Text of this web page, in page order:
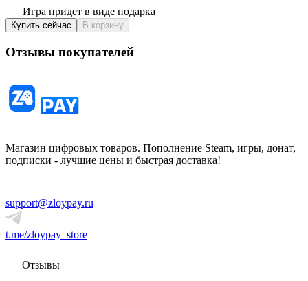
Игра придет в виде подарка
Купить сейчас В корзину
Отзывы покупателей
Магазин цифровых товаров. Пополнение Steam, игры, донат,
подписки - лучшие цены и быстрая доставка!
support@zloypay.ru
t.me/zloypay_store
Отзывы